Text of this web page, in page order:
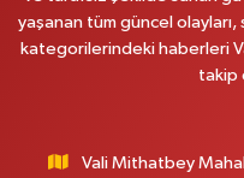
yaşanan tüm güncel
kategorilerindeki haberleri
takip
Vali Mithatbey